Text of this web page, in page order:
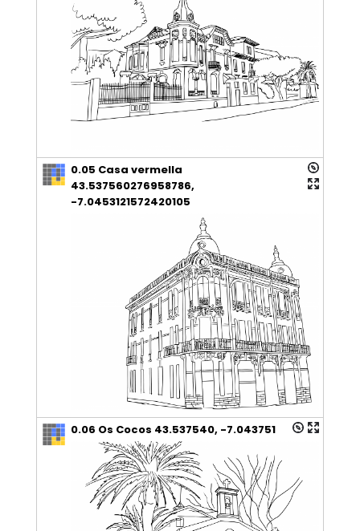
0.05 Casa vermella
43.537560276958786,
-7.0453121572420105
0.06 Os Cocos 43.537540, -7.043751